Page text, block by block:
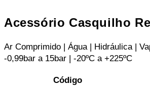
Acessório Casquilho
Ar Comprimido | Água | Hidráulica |
-0,99bar a 15bar | -20ºC a +225ºC
Código